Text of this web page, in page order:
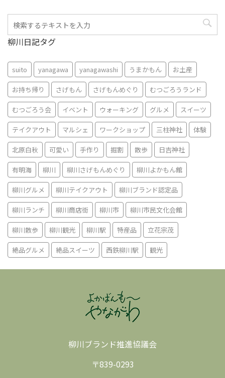
柳川日記タグ
suito yanagawa yanagawashi うまかもん お土産
お持ち帰り さげもん さげもんめぐり むつごろうランド
むつごろう会 イベント ウォーキング グルメ スイーツ
テイクアウト マルシェ ワークショップ 三柱神社 体験
北原白秋 可愛い 手作り 掘割 散歩 日吉神社
有明海 柳川 柳川さげもんめぐり 柳川よかもん館
柳川グルメ 柳川テイクアウト 柳川ブランド認定品
柳川ランチ 柳川商店街 柳川市 柳川市民文化会館
柳川散歩 柳川観光 柳川駅 特産品 立花宗茂
絶品グルメ 絶品スイーツ 西鉄柳川駅 観光
柳川ブランド推進協議会
〒839-0293